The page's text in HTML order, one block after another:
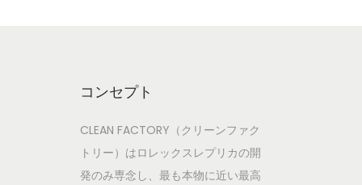
コンセプト
CLEAN FACTORY（クリーンファク
トリー）はロレックスレプリカの開
発のみ専念し、最も本物に近い最高